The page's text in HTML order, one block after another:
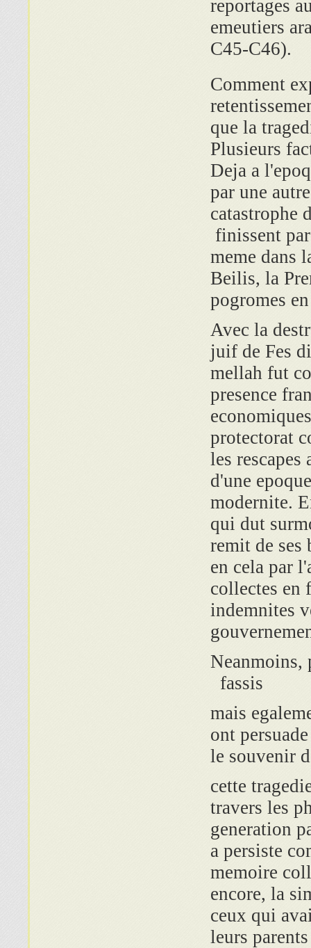
reportages
emeutiers
C45-C46).
Comment
que la
Plusieurs
Deja a
par une
catastrophe
finissent
meme dans
Beilis, la
pogromes
Avec la
juif de Fes
mellah fut
presence
protectorat
les
d'une
modernite.
qui dut
remit de ses
en cela par
collectes en
indemnites
Neanmoins,
fassis
mais
ont
le souvenir
cette
travers les
generation
a persiste
memoire
encore, la
ceux qui
leurs